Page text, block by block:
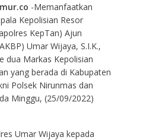
-Memanfaatkan
Kepolisian Resor
KepTan) Ajun
Umar Wijaya, S.I.K.,
dua Markas Kepolisian
yang berada di Kabupaten
Polsek Nirunmas dan
Minggu, (25/09/2022)
Umar Wijaya kepada